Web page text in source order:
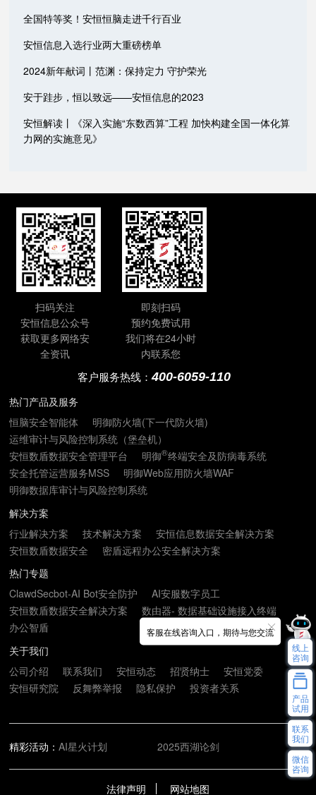
全国特等奖！安恒恒脑走进千行百业
安恒信息入选行业两大重磅榜单
2024新年献词丨范渊：保持定力 守护荣光
安于跬步，恒以致远——安恒信息的2023
安恒解读丨《深入实施“东数西算”工程 加快构建全国一体化算
力网的实施意见》
扫码关注
安恒信息公众号
获取更多网络安
全资讯
即刻扫码
预约免费试用
我们将在24小时
内联系您
客户服务热线：400-6059-110
热门产品及服务
恒脑安全智能体
明御防火墙(下一代防火墙)
运维审计与风险控制系统（堡垒机）
安恒数盾数据安全管理平台
明御®终端安全及防病毒系统
安全托管运营服务MSS
明御Web应用防火墙WAF
明御数据库审计与风险控制系统
解决方案
行业解决方案
技术解决方案
安恒信息数据安全解决方案
安恒数盾数据安全
密盾远程办公安全解决方案
热门专题
ClawdSecbot-AI Bot安全防护
AI安服数字员工
安恒数盾数据安全解决方案
数由器- 数据基础设施接入终端
办公智盾
关于我们
公司介绍
联系我们 安恒动态 招贤纳士
安恒党委
安恒研究院
反舞弊举报 隐私保护 投资者关系
精彩活动：AI星火计划 2025西湖论剑
法律声明 网站地图
客服在线咨询入口，期待与您交流
线上
咨询
产品
试用
联系
我们
微信
咨询